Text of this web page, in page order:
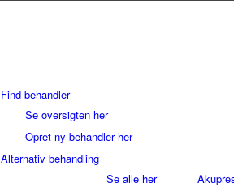
Find behandler
Se oversigten her
Opret ny behandler her
Alternativ behandling
Se alle her